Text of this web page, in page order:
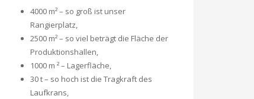
4000 m² – so groß ist unser
Rangierplatz,
2500 m² – so viel beträgt die Fläche der
Produktionshallen,
1000 m ² – Lagerfläche,
30 t – so hoch ist die Tragkraft des
Laufkrans,